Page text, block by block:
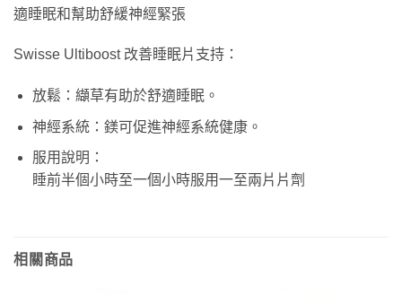
適睡眠和幫助舒緩神經緊張
Swisse Ultiboost 改善睡眠片支持：
放鬆：纈草有助於舒適睡眠。
神經系統：鎂可促進神經系統健康。
服用說明：
睡前半個小時至一個小時服用一至兩片片劑
相關商品